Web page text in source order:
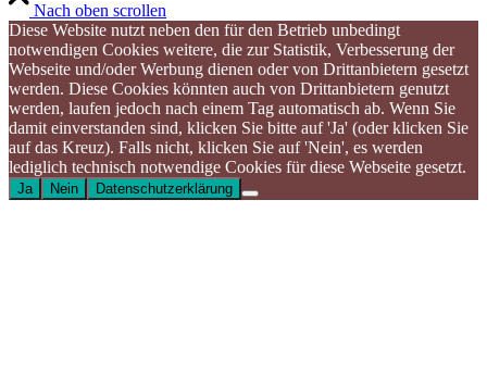
Nach oben scrollen
Diese Website nutzt neben den für den Betrieb unbedingt
notwendigen Cookies weitere, die zur Statistik, Verbesserung der
Webseite und/oder Werbung dienen oder von Drittanbietern gesetzt
werden. Diese Cookies könnten auch von Drittanbietern genutzt
werden, laufen jedoch nach einem Tag automatisch ab. Wenn Sie
damit einverstanden sind, klicken Sie bitte auf 'Ja' (oder klicken Sie
auf das Kreuz). Falls nicht, klicken Sie auf 'Nein', es werden
lediglich technisch notwendige Cookies für diese Webseite gesetzt.
Ja Nein Datenschutzerklärung